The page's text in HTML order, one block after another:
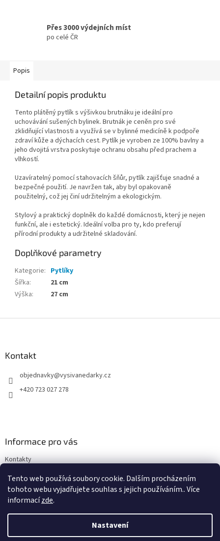
Tento web používá soubory cookie. Dalším procházením
tohoto webu vyjadřujete souhlas s jejich používáním.. Více
informacízde.
Nastavení
Přes 3000 výdejních míst
po celé ČR
Popis
Detailní popis produktu
Tento plátěný pytlík s výšivkou brutnáku je ideální pro
uchovávání sušených bylinek. Brutnák je ceněn pro své
zklidňující vlastnosti a využívá se v bylinné medicíně k podpoře
zdraví kůže a dýchacích cest. Pytlík je vyroben ze 100% bavlny a
jeho dvojitá vrstva poskytuje ochranu obsahu před prachem a
vlhkostí.
Uzavíratelný pomocí stahovacích šňůr, pytlík zajišťuje snadné a
bezpečné použití. Je navržen tak, aby byl opakovaně
použitelný, což jej činí udržitelným a ekologickým.
Stylový a praktický doplněk do každé domácnosti, který je nejen
funkční, ale i estetický. Ideální volba pro ty, kdo preferují
přírodní produkty a udržitelné skladování.
Doplňkové parametry
Kategorie: Pytlíky
Šířka:
21 cm
Výška: 27 cm
Kontakt
objednavky@vysivanedarky.cz
+420 723 027 278
Informace pro vás
Kontakty
Podmínky ochrany osobních údajů
Vytvořil Shoptet